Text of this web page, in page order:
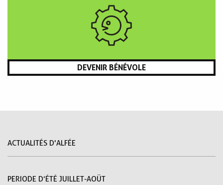
DEVENIR BÉNÉVOLE
ACTUALITÉS D'ALFÉE
PERIODE D’ÉTÉ JUILLET-AOÜT